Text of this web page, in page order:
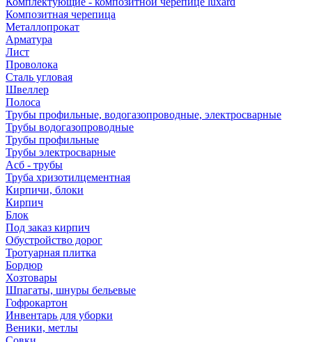
Композитная черепица
Металлопрокат
Арматура
Лист
Проволока
Сталь угловая
Швеллер
Полоса
Трубы профильные, водогазопроводные, электросварные
Трубы водогазопроводные
Трубы профильные
Трубы электросварные
Асб - трубы
Труба хризотилцементная
Кирпичи, блоки
Кирпич
Блок
Под заказ кирпич
Обустройство дорог
Тротуарная плитка
Бордюр
Хозтовары
Шпагаты, шнуры бельевые
Гофрокартон
Инвентарь для уборки
Веники, метлы